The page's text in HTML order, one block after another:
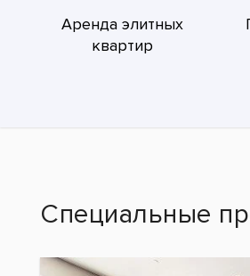
Аренда элитных
квартир
Специальные